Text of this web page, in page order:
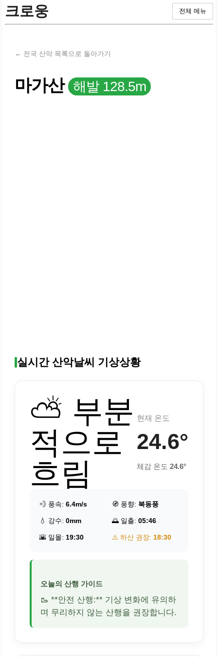
크로웅 전체 메뉴
← 전국 산악 목록으로 돌아가기
마가산 해발 128.5m
실시간 산악날씨 기상상황
⛅ 부분
적으로
흐림
현재 온도
24.6°
체감 온도 24.6°
💨 풍속: 6.4m/s 🧭 풍향: 북동풍
💧 강수: 0mm 🌅 일출: 05:46
🌇 일몰: 19:30 ⚠️ 하산 권장: 18:30
오늘의 산행 가이드
🥾 **안전 산행:** 기상 변화에 유의하
며 무리하지 않는 산행을 권장합니다.